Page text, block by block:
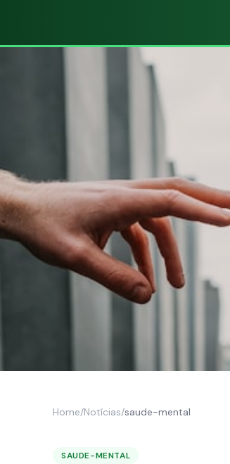
Home/Notícias/saude-mental
SAUDE-MENTAL